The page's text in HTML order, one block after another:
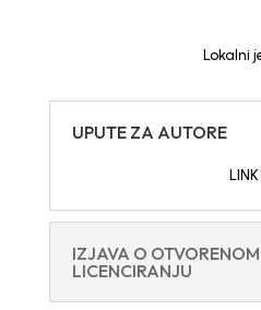
Lokalni
UPUTE ZA AUTORE
LINK
IZJAVA O OTVORENOM
LICENCIRANJU